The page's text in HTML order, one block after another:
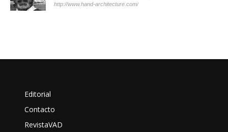
http://www.hand-architecture.com/
Editorial
Contacto
RevistaVAD